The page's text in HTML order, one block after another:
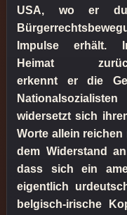
USA, wo er
Impulse erhält.
Heimat
erkennt er die
widersetzt sich
Worte allein
dem Widerstand
dass sich ein
eigentlich
belgisch-irische